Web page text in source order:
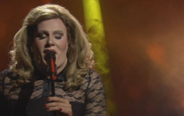
OMOGUĆI OBAVIJESTI